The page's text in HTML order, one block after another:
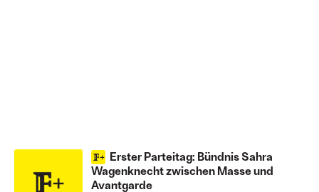
Erster Parteitag: Bündnis Sahra
Wagenknecht zwischen Masse und
Avantgarde